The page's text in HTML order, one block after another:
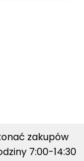
zakupów
7:00-14:30